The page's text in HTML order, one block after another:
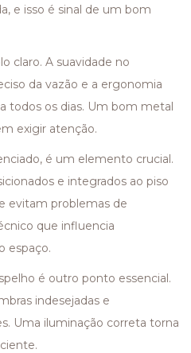
e isso é sinal de um bom
claro. A suavidade no
da vazão e a ergonomia
todos os dias. Um bom metal
exigir atenção.
é um elemento crucial.
e integrados ao piso
evitam problemas de
que influencia
espaço.
é outro ponto essencial.
indesejadas e
Uma iluminação correta torna